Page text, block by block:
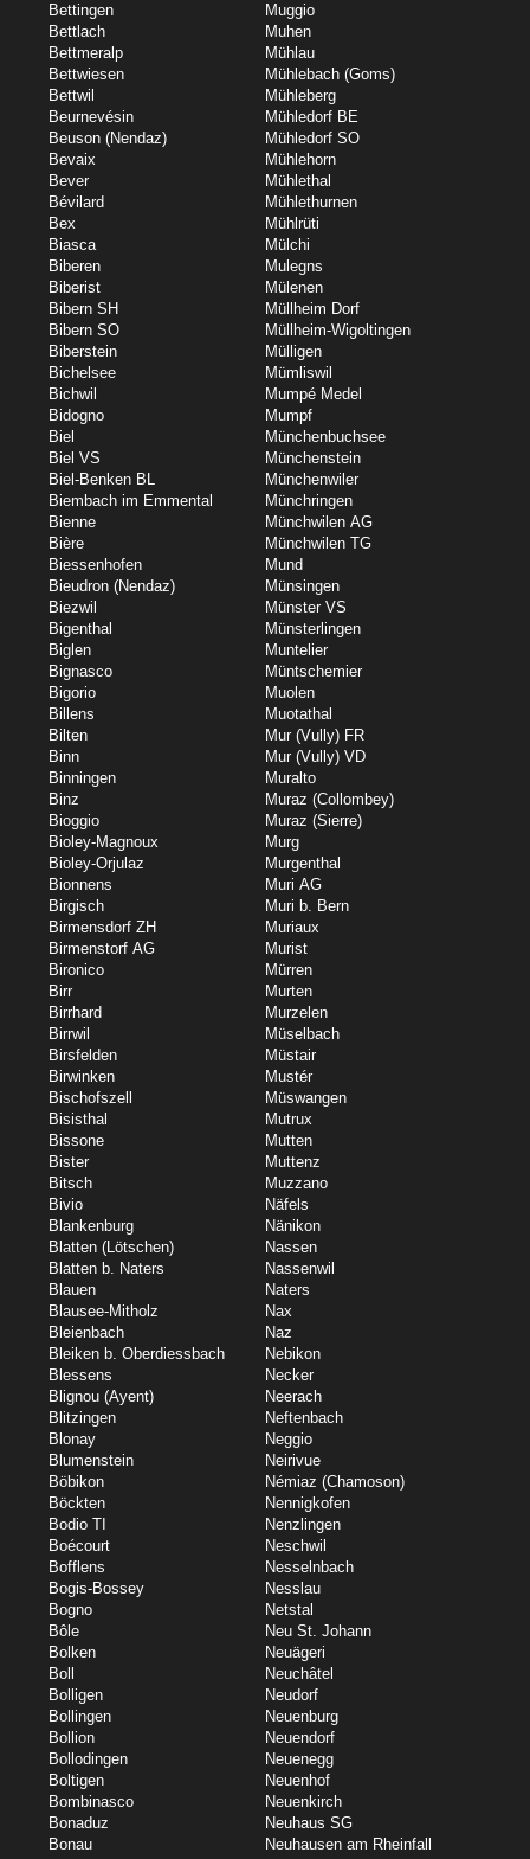
Bettingen
Bettlach
Bettmeralp
Bettwiesen
Bettwil
Beurnevésin
Beuson (Nendaz)
Bevaix
Bever
Bévilard
Bex
Biasca
Biberen
Biberist
Bibern SH
Bibern SO
Biberstein
Bichelsee
Bichwil
Bidogno
Biel
Biel VS
Biel-Benken BL
Biembach im Emmental
Bienne
Bière
Biessenhofen
Bieudron (Nendaz)
Biezwil
Bigenthal
Biglen
Bignasco
Bigorio
Billens
Bilten
Binn
Binningen
Binz
Bioggio
Bioley-Magnoux
Bioley-Orjulaz
Bionnens
Birgisch
Birmensdorf ZH
Birmenstorf AG
Bironico
Birr
Birrhard
Birrwil
Birsfelden
Birwinken
Bischofszell
Bisisthal
Bissone
Bister
Bitsch
Bivio
Blankenburg
Blatten (Lötschen)
Blatten b. Naters
Blauen
Blausee-Mitholz
Bleienbach
Bleiken b. Oberdiessbach
Blessens
Blignou (Ayent)
Blitzingen
Blonay
Blumenstein
Böbikon
Böckten
Bodio TI
Boécourt
Bofflens
Bogis-Bossey
Bogno
Bôle
Bolken
Boll
Bolligen
Bollingen
Bollion
Bollodingen
Boltigen
Bombinasco
Bonaduz
Bonau
Muggio
Muhen
Mühlau
Mühlebach (Goms)
Mühleberg
Mühledorf BE
Mühledorf SO
Mühlehorn
Mühlethal
Mühlethurnen
Mühlrüti
Mülchi
Mulegns
Mülenen
Müllheim Dorf
Müllheim-Wigoltingen
Mülligen
Mümliswil
Mumpé Medel
Mumpf
Münchenbuchsee
Münchenstein
Münchenwiler
Münchringen
Münchwilen AG
Münchwilen TG
Mund
Münsingen
Münster VS
Münsterlingen
Muntelier
Müntschemier
Muolen
Muotathal
Mur (Vully) FR
Mur (Vully) VD
Muralto
Muraz (Collombey)
Muraz (Sierre)
Murg
Murgenthal
Muri AG
Muri b. Bern
Muriaux
Murist
Mürren
Murten
Murzelen
Müselbach
Müstair
Mustér
Müswangen
Mutrux
Mutten
Muttenz
Muzzano
Näfels
Nänikon
Nassen
Nassenwil
Naters
Nax
Naz
Nebikon
Necker
Neerach
Neftenbach
Neggio
Neirivue
Némiaz (Chamoson)
Nennigkofen
Nenzlingen
Neschwil
Nesselnbach
Nesslau
Netstal
Neu St. Johann
Neuägeri
Neuchâtel
Neudorf
Neuenburg
Neuendorf
Neuenegg
Neuenhof
Neuenkirch
Neuhaus SG
Neuhausen am Rheinfall